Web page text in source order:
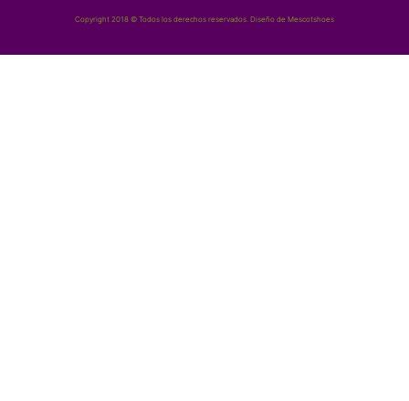
Copyright 2018 © Todos los derechos reservados. Diseño de Mescotshoes